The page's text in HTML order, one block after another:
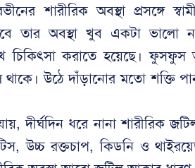
শারীরিক অবস্থা প্রসঙ্গে
তার অবস্থা খুব একটা
চিকিৎসা করাতে হয়েছে।
থাকে। উঠে দাঁড়ানোর মতো শক্তি
দীর্ঘদিন ধরে নানা শারীরিক
উচ্চ রক্তচাপ, কিডনি ও